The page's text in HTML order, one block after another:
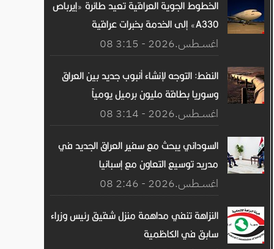
الخطوط الجوية العراقية تعيد طائرة «إيرباص
A330» إلى الخدمة بخبرات عراقية
08 اغســطس.2026 - 3:15
النفط: التوجه لإنشاء أنبوب جديد بين العراق
وسوريا بطاقة مليون برميل يومياً
08 اغســطس.2026 - 3:14
السوداني يبحث مع سفير العراق الجديد في
مدريد توسيع التعاون مع إسبانيا
08 اغســطس.2026 - 2:46
النزاهة تنفي مداهمة منزل شقيق رئيس وزراء
سابق في الكاظمية